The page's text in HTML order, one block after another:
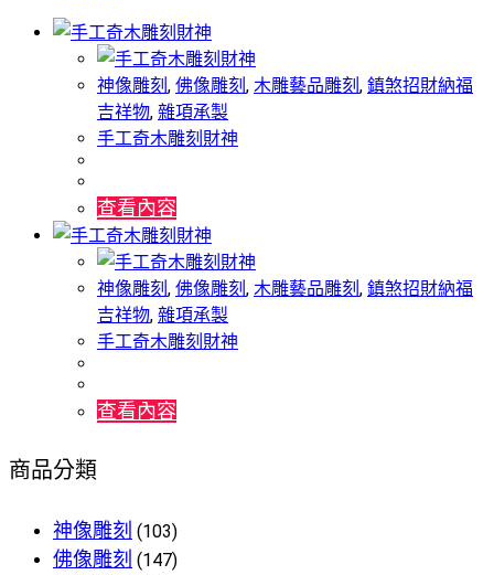
神像雕刻 , 佛像雕刻 , 木雕藝品雕刻 , 鎮煞招財納福
吉祥物, 雜項承製
手工奇木雕刻財神
查看內容
神像雕刻 , 佛像雕刻 , 木雕藝品雕刻 , 鎮煞招財納福
吉祥物, 雜項承製
手工奇木雕刻財神
查看內容
商品分類
神像雕刻 (103)
佛像雕刻 (147)